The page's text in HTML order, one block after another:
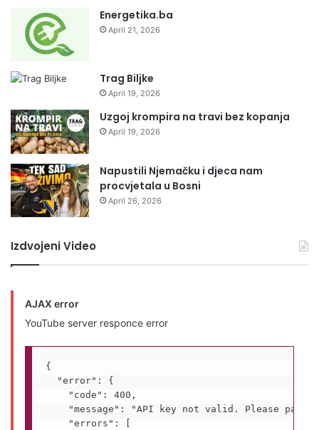
Energetika.ba
April 21, 2026
Trag Biljke
April 19, 2026
Uzgoj krompira na travi bez kopanja
April 19, 2026
Napustili Njemačku i djeca nam
procvjetala u Bosni
April 26, 2026
Izdvojeni Video
AJAX error
YouTube server responce error
{
  "error": {
    "code": 400,
"message": "API key not valid. Please pass
    "errors": [